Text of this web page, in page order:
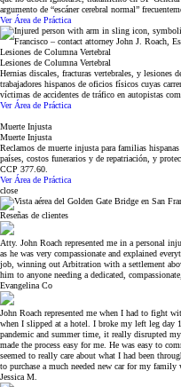
argumento de “escáner cerebral normal”
Ver Área de Práctica
Lesiones de Columna Vertebral
Lesiones de Columna Vertebral
Hernias discales, fracturas vertebrales, y lesiones
trabajadores hispanos de oficios físicos cuyas
víctimas de accidentes de tráfico en autopistas
Ver Área de Práctica
Muerte Injusta
Muerte Injusta
Reclamos de muerte injusta para familias
países, costos funerarios y de repatriación, y
CCP 377.60.
Ver Área de Práctica
close
Reseñas de clientes
Atty. John Roach represented me in a personal
as he was very compassionate and explained
job, winning out Arbitration with a settlement
him to anyone needing a dedicated,
Evangelina Co
John Roach represented me when I had to fight
when I slipped at a hotel. I broke my left leg day
pandemic and summer time, it really disrupted
made the process easy for me. He was easy to
seemed to really care about what I had been
to purchase a much needed new car for my
Jessica M.